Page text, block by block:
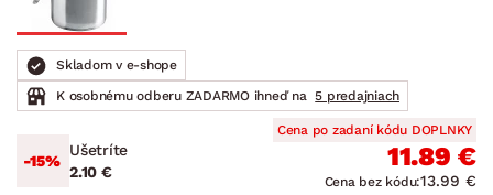
Skladom v e-shope
K osobnému odberu ZADARMO ihneď na 5 predajniach
-15%
Ušetríte
2.10 €
Cena po zadaní kódu DOPLNKY
11.89 €
Cena bez kódu:13.99 €